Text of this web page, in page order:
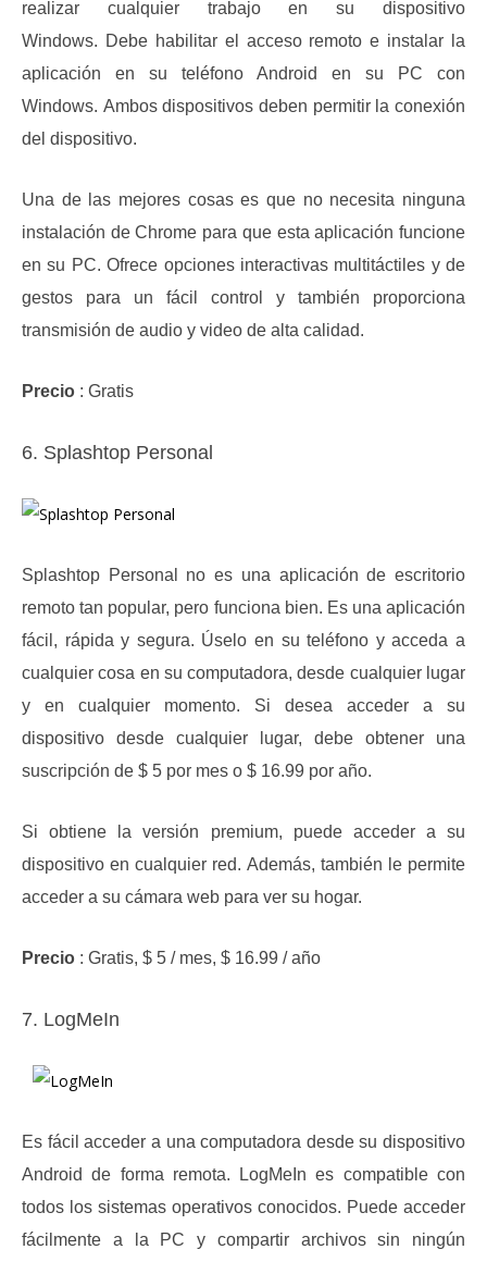
realizar cualquier trabajo en su dispositivo
Windows. Debe habilitar el acceso remoto e instalar la
aplicación en su teléfono Android en su PC con
Windows. Ambos dispositivos deben permitir la conexión
del dispositivo.
Una de las mejores cosas es que no necesita ninguna
instalación de Chrome para que esta aplicación funcione
en su PC.Ofrece opciones interactivas multitáctiles y de
gestos para un fácil control y también proporciona
transmisión de audio y video de alta calidad.
Precio : Gratis
6. Splashtop Personal
Splashtop Personal no es una aplicación de escritorio
remoto tan popular, pero funciona bien. Es una aplicación
fácil, rápida y segura. Úselo en su teléfono y acceda a
cualquier cosa en su computadora, desde cualquier lugar
y en cualquier momento. Si desea acceder a su
dispositivo desde cualquier lugar, debe obtener una
suscripción de $ 5 por mes o $ 16.99 por año.
Si obtiene la versión premium, puede acceder a su
dispositivo en cualquier red. Además, también le permite
acceder a su cámara web para ver su hogar.
Precio : Gratis, $ 5 / mes, $ 16.99 / año
7. LogMeIn
Es fácil acceder a una computadora desde su dispositivo
Android de forma remota.
LogMeIn es compatible con
todos los sistemas operativos conocidos. Puede acceder
fácilmente a la PC y compartir archivos sin ningún